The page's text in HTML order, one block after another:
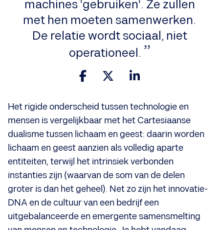
machines 'gebruiken'. Ze zullen
met hen moeten samenwerken.
De relatie wordt sociaal, niet
operationeel.
Het rigide onderscheid tussen technologie en
mensen is vergelijkbaar met het Cartesiaanse
dualisme tussen lichaam en geest: daarin worden
lichaam en geest aanzien als volledig aparte
entiteiten, terwijl het intrinsiek verbonden
instanties zijn (waarvan de som van de delen
groter is dan het geheel). Net zo zijn het innovatie-
DNA en de cultuur van een bedrijf een
uitgebalanceerde en emergente samensmelting